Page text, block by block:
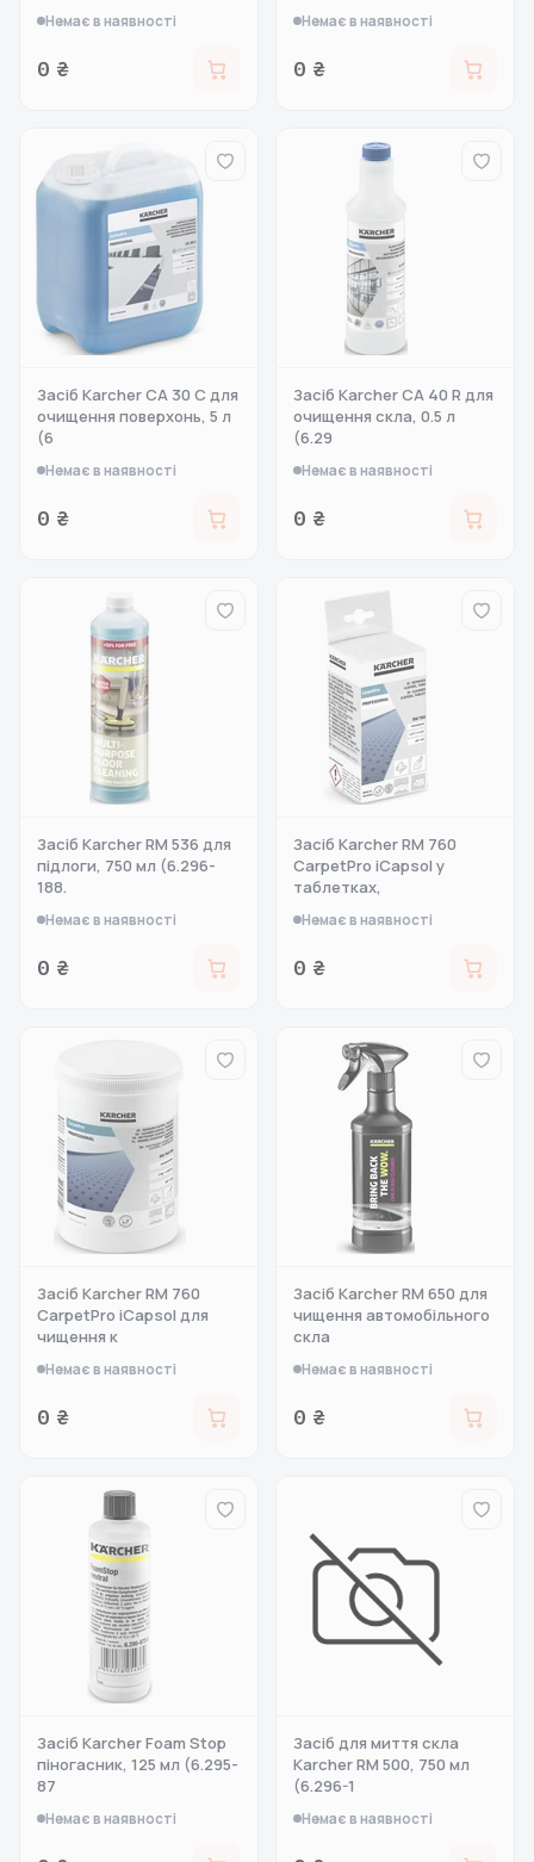
Немає в наявності
0 ₴
Немає в наявності
0 ₴
Засіб Karcher CA 30 C для
очищення поверхонь, 5 л
(6
Немає в наявності
0 ₴
Засіб Karcher CA 40 R для
очищення скла, 0.5 л
(6.29
Немає в наявності
0 ₴
Засіб Karcher RM 536 для
підлоги, 750 мл (6.296-
188.
Немає в наявності
0 ₴
Засіб Karcher RM 760
CarpetPro iCapsol у
таблетках,
Немає в наявності
0 ₴
Засіб Karcher RM 760
CarpetPro iCapsol для
чищення к
Немає в наявності
0 ₴
Засіб Karcher RM 650 для
чищення автомобільного
скла
Немає в наявності
0 ₴
Засіб Karcher Foam Stop
піногасник, 125 мл (6.295-
87
Немає в наявності
Засіб для миття скла
Karcher RM 500, 750 мл
(6.296-1
Немає в наявності